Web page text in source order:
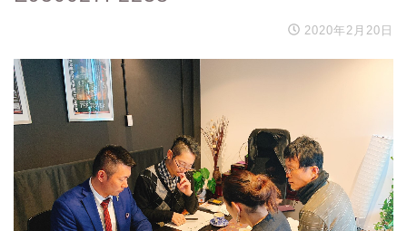
2020年2月20日